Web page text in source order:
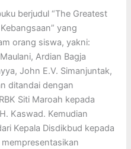
berjudul “The Greatest
yang
orang siswa, yakni:
Ardian Bagja
John E.V. Simanjuntak,
ditandai dengan
Siti Maroah kepada
Kaswad. Kemudian
Kepala Disdikbud kepada
mempresentasikan